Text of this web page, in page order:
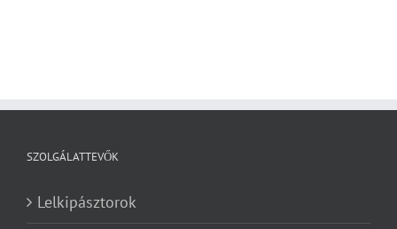
SZOLGÁLATTEVŐK
Lelkipásztorok